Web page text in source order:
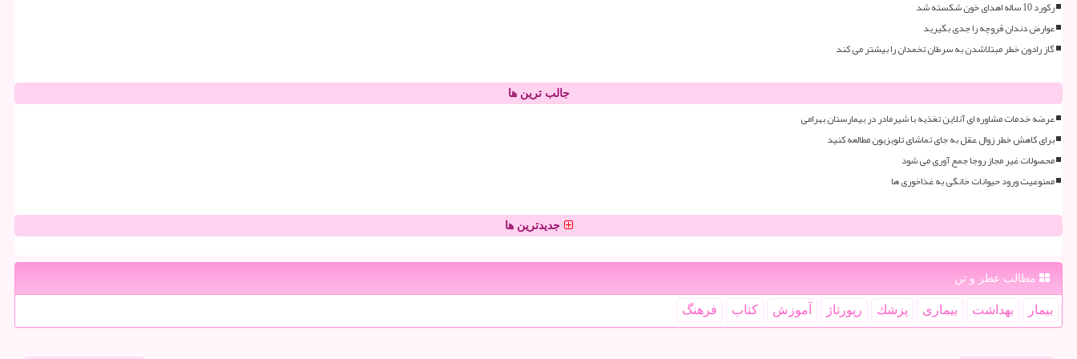
رکورد 10 ساله اهدای خون شکسته شد
عوارض دندان قروچه را جدی بگیرید
گاز رادون خطر مبتلاشدن به سرطان تخمدان را بیشتر می کند
جالب ترین ها
عرضه خدمات مشاوره ای آنلاین تغذیه با شیرمادر در بیمارستان بهرامی
برای کاهش خطر زوال عقل به جای تماشای تلویزیون مطالعه کنید
محصولات غیر مجاز روجا جمع آوری می شود
ممنوعیت ورود حیوانات خانگی به غذاخوری ها
جدیدترین ها
مطالب عطر و تن
بیمار بهداشت بیماری پزشك رپورتاژ آموزش كتاب فرهنگ